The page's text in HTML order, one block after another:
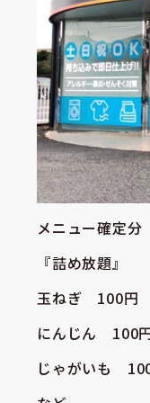
メニュー確定分
『詰め放題』
玉ねぎ 100円
にんじん 100
じゃがいも